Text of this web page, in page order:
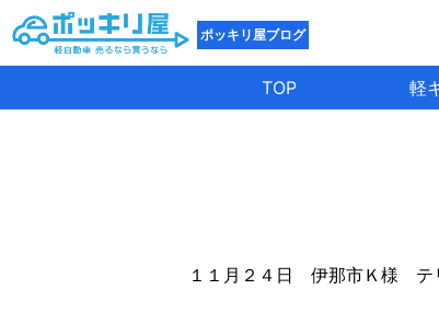
ポッキリ屋ブログ
TOP 軽
１１月２４日 伊那市Ｋ様 テ